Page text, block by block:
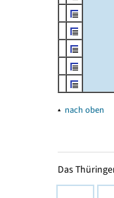
▴ nach oben
Das